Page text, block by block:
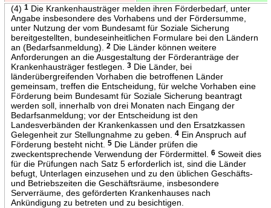
(4) 1Die Krankenhausträger melden ihren Förderbedarf, unter
Angabe insbesondere des Vorhabens und der Fördersumme,
unter Nutzung der vom Bundesamt für Soziale Sicherung
bereitgestellten, bundeseinheitlichen Formulare bei den Ländern
an (Bedarfsanmeldung).
2Die Länder können weitere
Anforderungen an die Ausgestaltung der Förderanträge der
Krankenhausträger festlegen.
3Die Länder, bei
länderübergreifenden Vorhaben die betroffenen Länder
gemeinsam, treffen die Entscheidung, für welche Vorhaben eine
Förderung beim Bundesamt für Soziale Sicherung beantragt
werden soll, innerhalb von drei Monaten nach Eingang der
Bedarfsanmeldung; vor der Entscheidung ist den
Landesverbänden der Krankenkassen und den Ersatzkassen
Gelegenheit zur Stellungnahme zu geben.
4Ein Anspruch auf
Förderung besteht nicht.
5Die Länder prüfen die
zweckentsprechende Verwendung der Fördermittel.
6Soweit dies
für die Prüfungen nach Satz 5 erforderlich ist, sind die Länder
befugt, Unterlagen einzusehen und zu den üblichen Geschäfts-
und Betriebszeiten die Geschäftsräume, insbesondere
Serverräume, des geförderten Krankenhauses nach
Ankündigung zu betreten und zu besichtigen.